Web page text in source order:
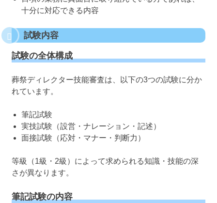
十分に対応できる内容
試験内容
試験の全体構成
葬祭ディレクター技能審査は、以下の3つの試験に分か
れています。
筆記試験
実技試験（設営・ナレーション・記述）
面接試験（応対・マナー・判断力）
等級（1級・2級）によって求められる知識・技能の深
さが異なります。
筆記試験の内容